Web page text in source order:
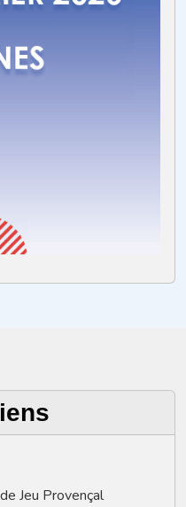
Jeu Provençal